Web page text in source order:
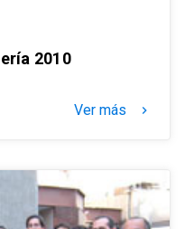
2010
Ver más keyboard_arrow_right